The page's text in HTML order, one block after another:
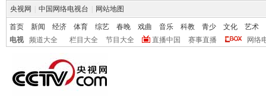
央视网 中国网络电视台 网站地图
首页 新闻 经济 体育 综艺 春晚 戏曲 音乐 科教 青少 文化
艺术
电视
频道大全 栏目大全 节目大全 直播中国 赛事直播 网络